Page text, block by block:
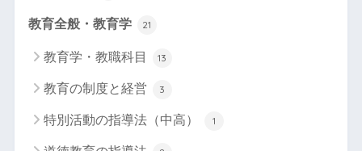
教育全般・教育学 21
教育学・教職科目 13
教育の制度と経営 3
特別活動の指導法（中高） 1